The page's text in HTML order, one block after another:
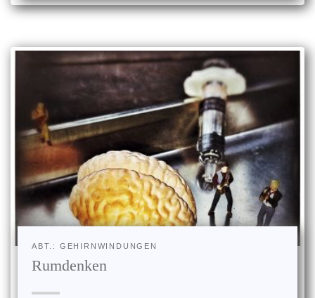
ABT.: GEHIRNWINDUNGEN
Rumdenken